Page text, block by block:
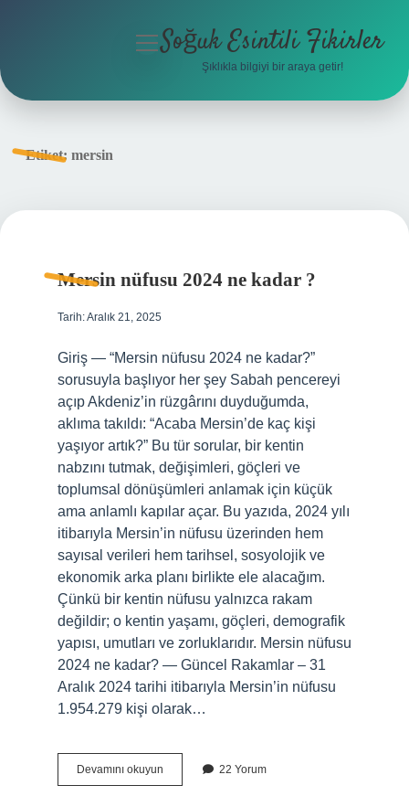
menüyü
Soğuk Esintili Fikirler
Şıklıkla bilgiyi bir araya getir!
Etiket: mersin
Mersin nüfusu 2024 ne kadar ?
Tarih: Aralık 21, 2025
Giriş — “Mersin nüfusu 2024 ne kadar?”
sorusuyla başlıyor her şey Sabah pencereyi
açıp Akdeniz’in rüzgârını duyduğumda,
aklıma takıldı: “Acaba Mersin’de kaç kişi
yaşıyor artık?” Bu tür sorular, bir kentin
nabzını tutmak, değişimleri, göçleri ve
toplumsal dönüşümleri anlamak için küçük
ama anlamlı kapılar açar. Bu yazıda, 2024 yılı
itibarıyla Mersin’in nüfusu üzerinden hem
sayısal verileri hem tarihsel, sosyolojik ve
ekonomik arka planı birlikte ele alacağım.
Çünkü bir kentin nüfusu yalnızca rakam
değildir; o kentin yaşamı, göçleri, demografik
yapısı, umutları ve zorluklarıdır. Mersin nüfusu
2024 ne kadar? — Güncel Rakamlar – 31
Aralık 2024 tarihi itibarıyla Mersin’in nüfusu
1.954.279 kişi olarak…
Devamını okuyun
nüfusu
22 Yorum